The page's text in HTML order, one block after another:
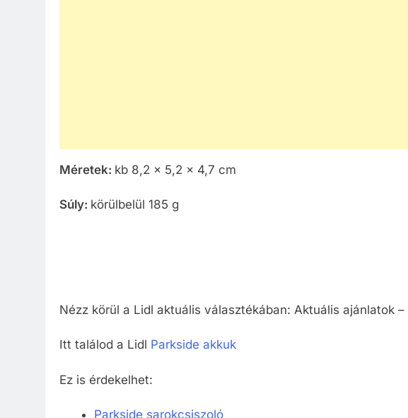
Méretek: kb 8,2 x 5,2 x 4,7 cm
Súly: körülbelül 185 g
Nézz körül a Lidl aktuális választékában: Aktuális ajánlatok –
Itt találod a Lidl Parkside akkuk
Ez is érdekelhet:
Parkside sarokcsiszoló